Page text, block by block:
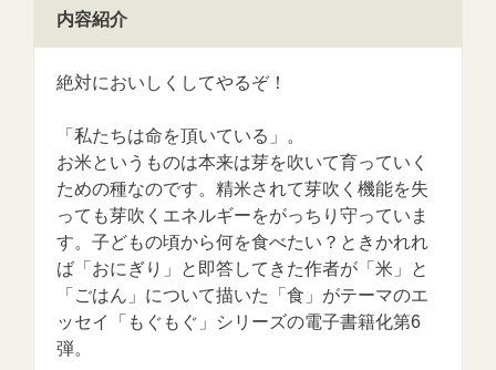
内容紹介
絶対においしくしてやるぞ！
「私たちは命を頂いている」。
お米というものは本来は芽を吹いて育っていく
ための種なのです。精米されて芽吹く機能を失
っても芽吹くエネルギーをがっちり守っていま
す。子どもの頃から何を食べたい？ときかれれ
ば「おにぎり」と即答してきた作者が「米」と
「ごはん」について描いた「食」がテーマのエ
ッセイ「もぐもぐ」シリーズの電子書籍化第6
弾。